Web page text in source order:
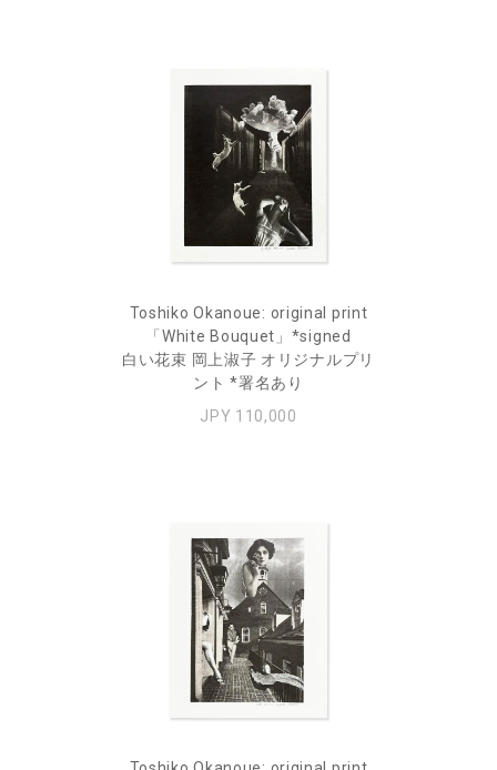
Toshiko Okanoue: original print
「White Bouquet」*signed
白い花束 岡上淑子 オリジナルプリ
ント *署名あり
JPY 110,000